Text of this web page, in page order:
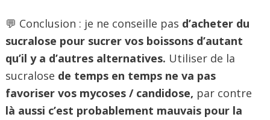
💬 Conclusion : je ne conseille pas d’acheter du
sucralose pour sucrer vos boissons d’autant
qu’il y a d’autres alternatives. Utiliser de la
sucralose de temps en temps ne va pas
favoriser vos mycoses / candidose, par contre
là aussi c’est probablement mauvais pour la